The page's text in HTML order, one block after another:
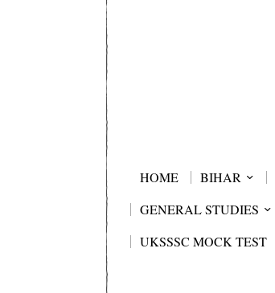
HOME BIHAR
GENERAL STUDIES
UKSSSC MOCK TEST